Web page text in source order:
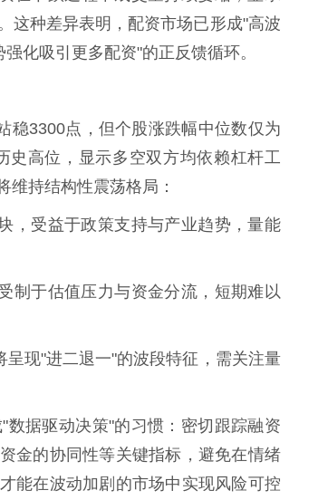
这种差异表明，配资市场已形成"高波
化吸引更多配资"的正反馈循环。
稳3300点，但个股涨跌幅中位数仅为
史高位，显示多空双方均依赖杠杆工
维持结构性震荡格局：
，受益于政策支持与产业趋势，量能
制于估值压力与资金分流，短期难以
现"进二退一"的波段特征，需关注量
据驱动决策"的习惯：密切跟踪融资
金的协同性等关键指标，避免在情绪
能在波动加剧的市场中实现风险可控